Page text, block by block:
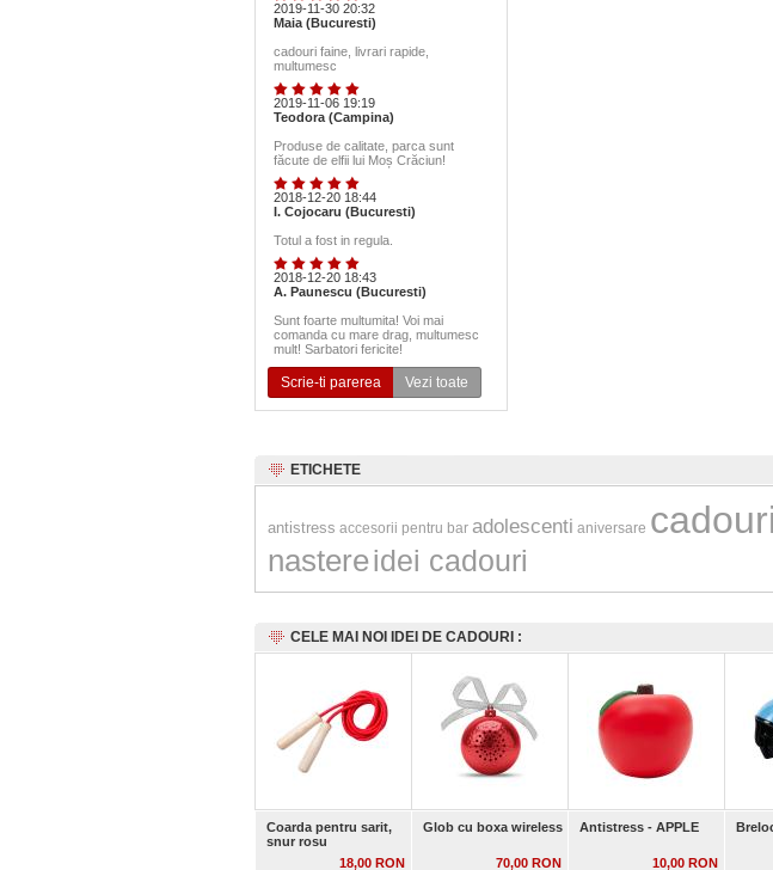
2019-11-30 20:32
Maia (Bucuresti)
cadouri faine, livrari rapide,
multumesc
2019-11-06 19:19
Teodora (Campina)
Produse de calitate, parca sunt
făcute de elfii lui Moș Crăciun!
2018-12-20 18:44
I. Cojocaru (Bucuresti)
Totul a fost in regula.
2018-12-20 18:43
A. Paunescu (Bucuresti)
Sunt foarte multumita! Voi mai
comanda cu mare drag, multumesc
mult! Sarbatori fericite!
Scrie-ti parerea Vezi toate
ETICHETE
antistress accesorii pentru bar adolescenti aniversare
nastereidei cadouri
CELE MAI NOI IDEI DE CADOURI :
Coarda pentru sarit,
snur rosu
18,00 RON
Glob cu boxa wireless
70,00 RON
Antistress - APPLE
10,00 RON